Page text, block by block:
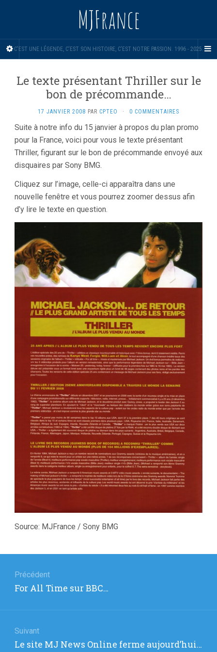
MJFrance
C'EST UNE LÉGENDE, C'EST SON HISTOIRE, C'EST NOTRE PASSION. 1996 - 2025.
Le texte présentant Thriller sur le
bon de précommande…
17 JANVIER 2008 PAR CPTEO · 0 COMMENTAIRES
Suite à notre info du 15 janvier à propos du plan promo
pour la France, voici pour vous le texte présentant
Thriller, figurant sur le bon de précommande envoyé aux
disquaires par Sony BMG.
Cliquez sur l’image, celle-ci apparaîtra dans une
nouvelle fenêtre et vous pourrez zoomer dessus afin
d’y lire le texte en question.
Source: MJFrance / Sony BMG
de
l’article
Précédent
Article
For All Time sur BBC…
Suivant
Article
Le site MJ News Online ferme aujourd’hui…